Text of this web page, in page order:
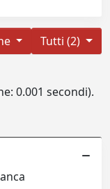
Tutti (2)
0.001 secondi).